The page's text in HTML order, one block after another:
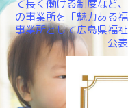
て長く働ける制度など
の事業所を「魅力ある
事業所として広島県福
公